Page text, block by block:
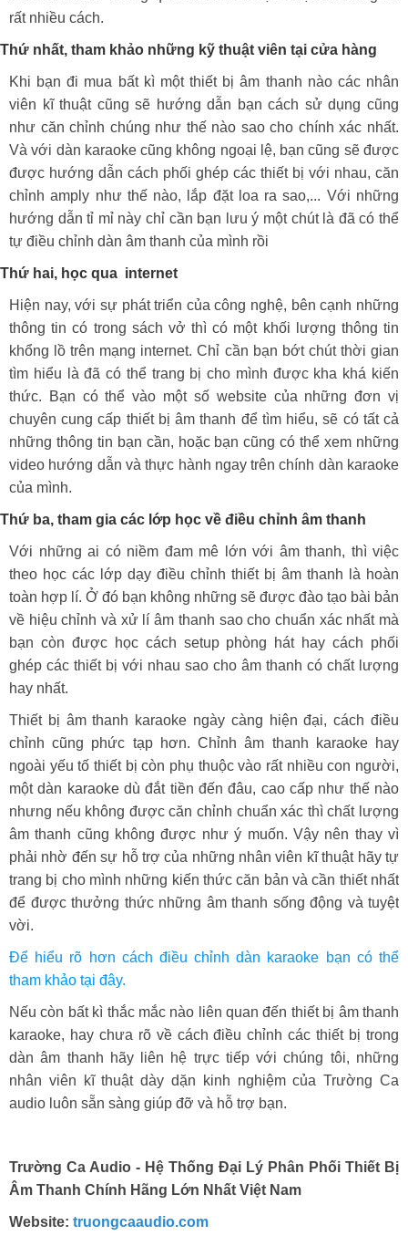
rất nhiều cách.
Thứ nhất, tham khảo những kỹ thuật viên tại cửa hàng
Khi bạn đi mua bất kì một thiết bị âm thanh nào các nhân
viên kĩ thuật cũng sẽ hướng dẫn bạn cách sử dụng cũng
như căn chỉnh chúng như thế nào sao cho chính xác nhất.
Và với dàn karaoke cũng không ngoại lệ, bạn cũng sẽ được
được hướng dẫn cách phối ghép các thiết bị với nhau, căn
chỉnh amply như thế nào, lắp đặt loa ra sao,... Với những
hướng dẫn tỉ mỉ này chỉ cần bạn lưu ý một chút là đã có thể
tự điều chỉnh dàn âm thanh của mình rồi
Thứ hai, học qua internet
Hiện nay, với sự phát triển của công nghệ, bên cạnh những
thông tin có trong sách vở thì có một khối lượng thông tin
khổng lồ trên mạng internet. Chỉ cần bạn bớt chút thời gian
tìm hiểu là đã có thể trang bị cho mình được kha khá kiến
thức. Bạn có thể vào một số website của những đơn vị
chuyên cung cấp thiết bị âm thanh để tìm hiểu, sẽ có tất cả
những thông tin bạn cần, hoặc bạn cũng có thể xem những
video hướng dẫn và thực hành ngay trên chính dàn karaoke
của mình.
Thứ ba, tham gia các lớp học về điều chỉnh âm thanh
Với những ai có niềm đam mê lớn với âm thanh, thì việc
theo học các lớp dạy điều chỉnh thiết bị âm thanh là hoàn
toàn hợp lí. Ở đó bạn không những sẽ được đào tạo bài bản
về hiệu chỉnh và xử lí âm thanh sao cho chuẩn xác nhất mà
bạn còn được học cách setup phòng hát hay cách phối
ghép các thiết bị với nhau sao cho âm thanh có chất lượng
hay nhất.
Thiết bị âm thanh karaoke ngày càng hiện đại, cách điều
chỉnh cũng phức tạp hơn. Chỉnh âm thanh karaoke hay
ngoài yếu tố thiết bị còn phụ thuộc vào rất nhiều con người,
một dàn karaoke dù đắt tiền đến đâu, cao cấp như thế nào
nhưng nếu không được căn chỉnh chuẩn xác thì chất lượng
âm thanh cũng không được như ý muốn. Vậy nên thay vì
phải nhờ đến sự hỗ trợ của những nhân viên kĩ thuật hãy tự
trang bị cho mình những kiến thức căn bản và cần thiết nhất
để được thưởng thức những âm thanh sống động và tuyệt
vời.
Để hiểu rõ hơn cách điều chỉnh dàn karaoke bạn có thể
tham khảo tại đây.
Nếu còn bất kì thắc mắc nào liên quan đến thiết bị âm thanh
karaoke, hay chưa rõ về cách điều chỉnh các thiết bị trong
dàn âm thanh hãy liên hệ trực tiếp với chúng tôi, những
nhân viên kĩ thuật dày dặn kinh nghiệm của Trường Ca
audio luôn sẵn sàng giúp đỡ và hỗ trợ bạn.
Trường Ca Audio - Hệ Thống Đại Lý Phân Phối Thiết Bị
Âm Thanh Chính Hãng Lớn Nhất Việt Nam
Website: truongcaaudio.com